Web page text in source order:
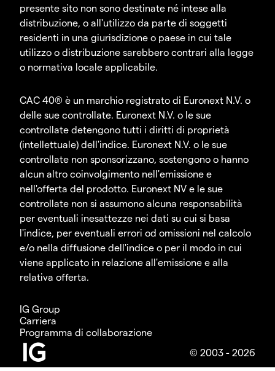
presente sito non sono destinate né intese alla
distribuzione, o all'utilizzo da parte di soggetti
residenti in una giurisdizione o paese in cui tale
utilizzo o distribuzione sarebbero contrari alla legge
o normativa locale applicabile.
CAC 40® è un marchio registrato di Euronext N.V. o
delle sue controllate. Euronext N.V. o le sue
controllate detengono tutti i diritti di proprietà
(intellettuale) dell'indice. Euronext N.V. o le sue
controllate non sponsorizzano, sostengono o hanno
alcun altro coinvolgimento nell'emissione e
nell'offerta del prodotto. Euronext NV e le sue
controllate non si assumono alcuna responsabilità
per eventuali inesattezze nei dati su cui si basa
l'indice, per eventuali errori od omissioni nel calcolo
e/o nella diffusione dell'indice o per il modo in cui
viene applicato in relazione all'emissione e alla
relativa offerta.
IG Group
Carriera
Programma di collaborazione
© 2003 - 2026